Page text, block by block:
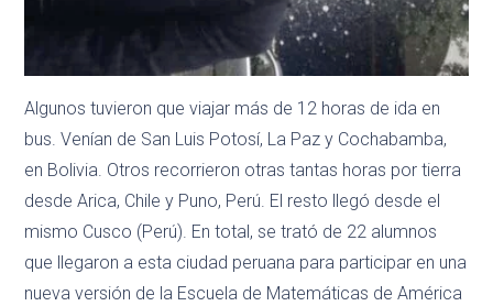
Algunos tuvieron que viajar más de 12 horas de ida en
bus. Venían de San Luis Potosí, La Paz y Cochabamba,
en Bolivia. Otros recorrieron otras tantas horas por tierra
desde Arica, Chile y Puno, Perú. El resto llegó desde el
mismo Cusco (Perú). En total, se trató de 22 alumnos
que llegaron a esta ciudad peruana para participar en una
nueva versión de la Escuela de Matemáticas de América